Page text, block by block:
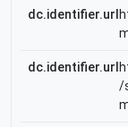
dc.identifier.url
dc.identifier.url
/